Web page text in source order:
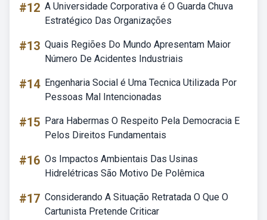
#12 A Universidade Corporativa é O Guarda Chuva
Estratégico Das Organizações
#13 Quais Regiões Do Mundo Apresentam Maior
Número De Acidentes Industriais
#14 Engenharia Social é Uma Tecnica Utilizada Por
Pessoas Mal Intencionadas
#15 Para Habermas O Respeito Pela Democracia E
Pelos Direitos Fundamentais
#16 Os Impactos Ambientais Das Usinas
Hidrelétricas São Motivo De Polêmica
#17 Considerando A Situação Retratada O Que O
Cartunista Pretende Criticar